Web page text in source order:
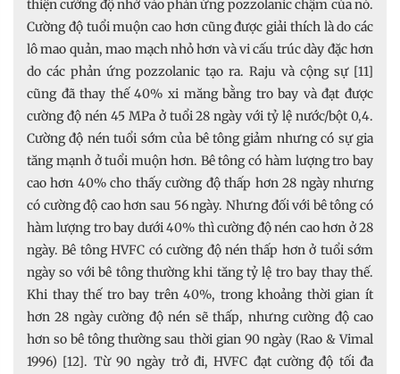
thiện cường độ nhờ vào phản ứng pozzolanic chậm của nó.
Cường độ tuổi muộn cao hơn cũng được giải thích là do các
lô mao quản, mao mạch nhỏ hơn và vi cấu trúc dày đặc hơn
do các phản ứng pozzolanic tạo ra. Raju và cộng sự [11]
cũng đã thay thế 40% xi măng bằng tro bay và đạt được
cường độ nén 45 MPa ở tuổi 28 ngày với tỷ lệ nước/bột 0,4.
Cường độ nén tuổi sớm của bê tông giảm nhưng có sự gia
tăng mạnh ở tuổi muộn hơn. Bê tông có hàm lượng tro bay
cao hơn 40% cho thấy cường độ thấp hơn 28 ngày nhưng
có cường độ cao hơn sau 56 ngày. Nhưng đối với bê tông có
hàm lượng tro bay dưới 40% thì cường độ nén cao hơn ở 28
ngày. Bê tông HVFC có cường độ nén thấp hơn ở tuổi sớm
ngày so với bê tông thường khi tăng tỷ lệ tro bay thay thế.
Khi thay thế tro bay trên 40%, trong khoảng thời gian ít
hơn 28 ngày cường độ nén sẽ thấp, nhưng cường độ cao
hơn so bê tông thường sau thời gian 90 ngày (Rao & Vimal
1996) [12]. Từ 90 ngày trở đi, HVFC đạt cường độ tối đa